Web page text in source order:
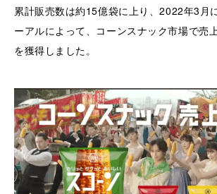
累計販売数は約15億袋に上り、2022年3月
ーアルによって、コーンスナック市場で売
を獲得しました。